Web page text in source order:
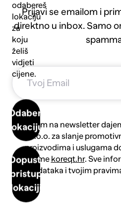
odabereš
lokaciju
za
koju
želiš
vidjeti
cijene.
Odaberi
lokaciju
Dopusti
pristup
lokaciji
Prijavi se emailom i
direktno u inbox. Samo
Prijavom na newsletter
d.o.o. za slanje
proizvodima i uslugama
platforme koreqt.hr. Sve
podataka i tvojim